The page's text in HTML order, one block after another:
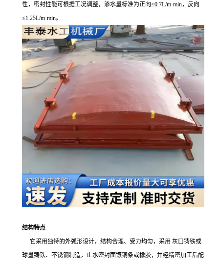
性，密封性能可根据工况调整，渗水量标准为正向≤0.7L/m·min，反向
≤1.25L/m·min。
结构特点
它采用独特的外弧形设计，结构合理、受力均匀，采用 灰口铸铁或
球墨铸铁、不锈钢制造，止水密封面镶铜条或橡胶，并经精密加工后配